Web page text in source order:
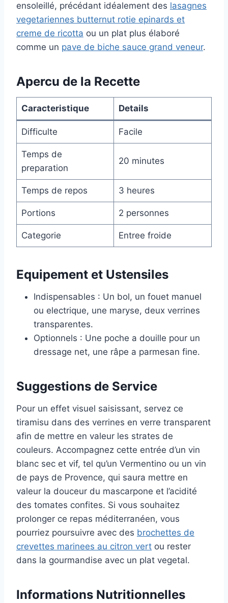
ensoleillé, précédant idéalement des lasagnes
vegetariennes butternut rotie epinards et
creme de ricotta ou un plat plus élaboré
comme un pave de biche sauce grand veneur.
Apercu de la Recette
Caracteristique Details
Difficulte Facile
Temps de
preparation
20 minutes
Temps de repos 3 heures
Portions 2 personnes
Categorie Entree froide
Equipement et Ustensiles
Indispensables : Un bol, un fouet manuel
ou electrique, une maryse, deux verrines
transparentes.
Optionnels : Une poche a douille pour un
dressage net, une râpe a parmesan fine.
Suggestions de Service
Pour un effet visuel saisissant, servez ce
tiramisu dans des verrines en verre transparent
afin de mettre en valeur les strates de
couleurs. Accompagnez cette entrée d’un vin
blanc sec et vif, tel qu’un Vermentino ou un vin
de pays de Provence, qui saura mettre en
valeur la douceur du mascarpone et l’acidité
des tomates confites. Si vous souhaitez
prolonger ce repas méditerranéen, vous
pourriez poursuivre avec des brochettes de
crevettes marinees au citron vert ou rester
dans la gourmandise avec un plat vegetal.
Informations Nutritionnelles